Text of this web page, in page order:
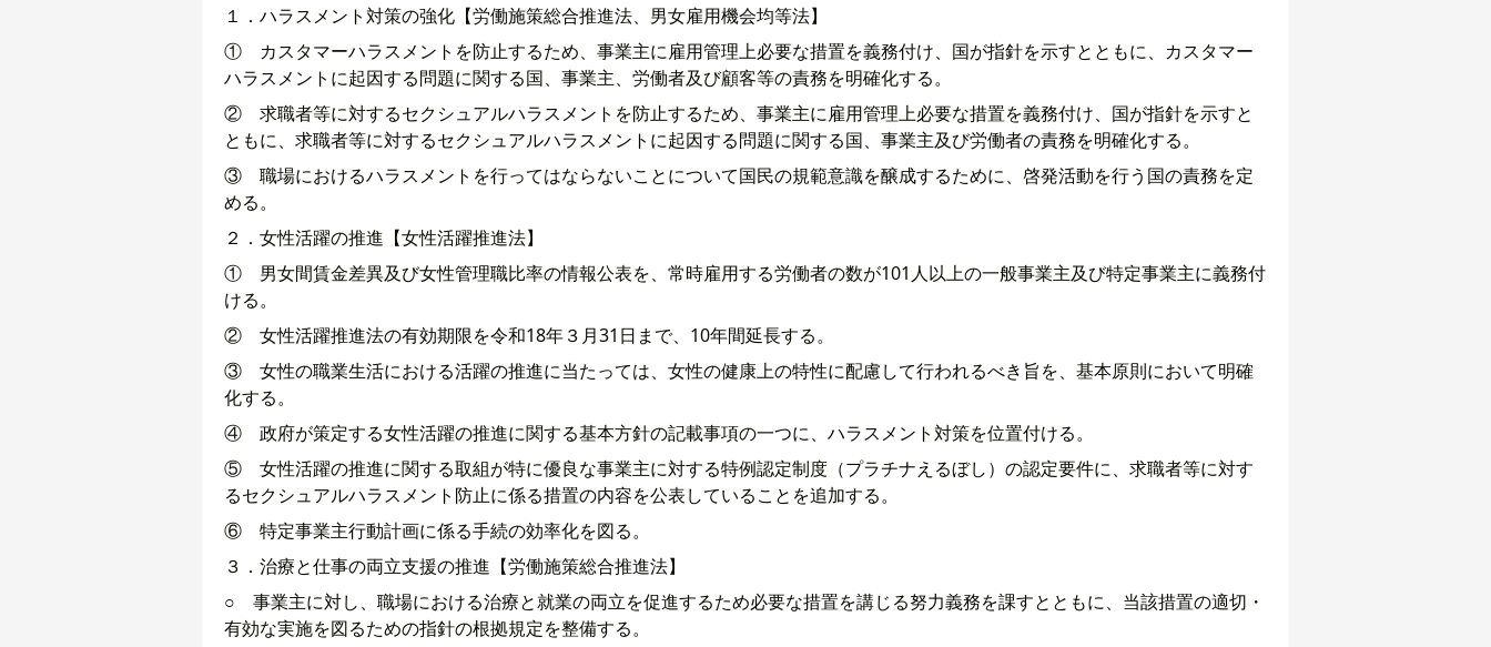
１．ハラスメント対策の強化【労働施策総合推進法、男女雇用機会均等法】
① カスタマーハラスメントを防止するため、事業主に雇用管理上必要な措置を義務付け、国が指針を示すとともに、カスタマー
ハラスメントに起因する問題に関する国、事業主、労働者及び顧客等の責務を明確化する。
② 求職者等に対するセクシュアルハラスメントを防止するため、事業主に雇用管理上必要な措置を義務付け、国が指針を示すと
ともに、求職者等に対するセクシュアルハラスメントに起因する問題に関する国、事業主及び労働者の責務を明確化する。
③ 職場におけるハラスメントを行ってはならないことについて国民の規範意識を醸成するために、啓発活動を行う国の責務を定
める。
２．女性活躍の推進【女性活躍推進法】
① 男女間賃金差異及び女性管理職比率の情報公表を、常時雇用する労働者の数が101人以上の一般事業主及び特定事業主に義務付
ける。
② 女性活躍推進法の有効期限を令和18年３月31日まで、10年間延長する。
③ 女性の職業生活における活躍の推進に当たっては、女性の健康上の特性に配慮して行われるべき旨を、基本原則において明確
化する。
④ 政府が策定する女性活躍の推進に関する基本方針の記載事項の一つに、ハラスメント対策を位置付ける。
⑤ 女性活躍の推進に関する取組が特に優良な事業主に対する特例認定制度（プラチナえるぼし）の認定要件に、求職者等に対す
るセクシュアルハラスメント防止に係る措置の内容を公表していることを追加する。
⑥ 特定事業主行動計画に係る手続の効率化を図る。
３．治療と仕事の両立支援の推進【労働施策総合推進法】
○ 事業主に対し、職場における治療と就業の両立を促進するため必要な措置を講じる努力義務を課すとともに、当該措置の適切・
有効な実施を図るための指針の根拠規定を整備する。